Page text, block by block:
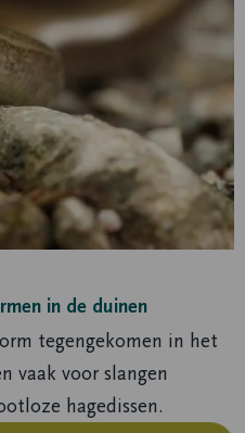
in de duinen
tegengekomen in het
vaak voor slangen
hagedissen.